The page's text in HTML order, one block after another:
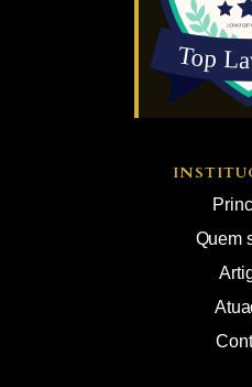
Quem